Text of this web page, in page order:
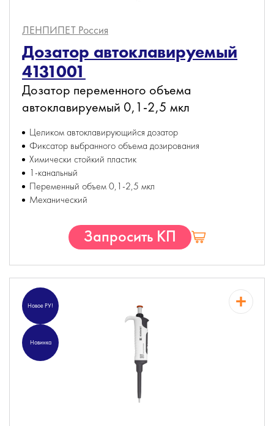
ЛЕНПИПЕТ Россия
Дозатор автоклавируемый
4131001
Дозатор переменного объема
автоклавируемый 0,1-2,5 мкл
Целиком автоклавирующийся дозатор
Фиксатор выбранного объема дозирования
Химически стойкий пластик
1-канальный
Переменный объем 0,1-2,5 мкл
Механический
Запросить КП
Новое РУ!
Новинка